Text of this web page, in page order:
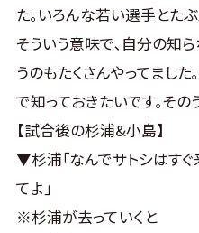
た｡いろんな若い選手とたぶ
そういう意味で､自分の知
うのもたくさんやってまし
で知っておきたいです｡そ
【試合後の杉浦&小島】
▼杉浦｢なんでサトシはす
てよ｣
※杉浦が去っていくと